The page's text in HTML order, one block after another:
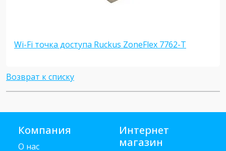
Wi-Fi точка доступа Ruckus ZoneFlex 7762-T
Возврат к списку
Компания
О нас
Интернет
магазин